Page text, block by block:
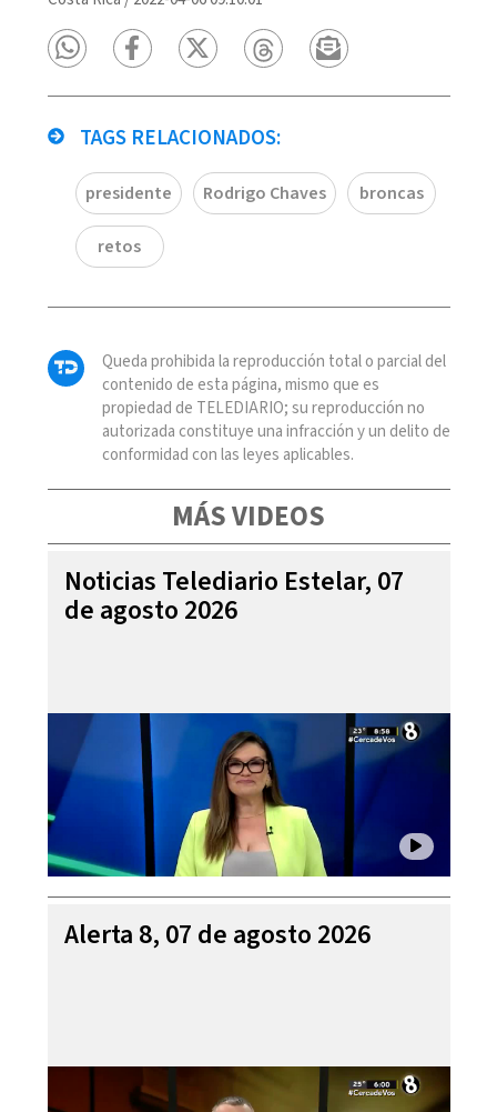
TAGS RELACIONADOS:
presidente Rodrigo Chaves broncas
retos
Queda prohibida la reproducción total o parcial del
contenido de esta página, mismo que es
propiedad de TELEDIARIO; su reproducción no
autorizada constituye una infracción y un delito de
conformidad con las leyes aplicables.
MÁS VIDEOS
Noticias Telediario Estelar, 07
de agosto 2026
Alerta 8, 07 de agosto 2026